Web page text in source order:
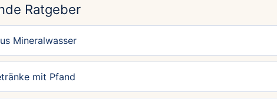
Ratgeber
Mineralwasser
mit Pfand